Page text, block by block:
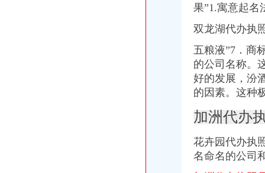
汤阴县行政审批手续代办实现不见面先行办结制-数据-安乐居网
/果味盒装豆奶进口报关清关费用低有多少】价格,厂家,全套代
空港新城阿猛手机经营部_【信用信息_诉讼信息_财务信息_注册信息_
渤海证券股份有限公司关于2014年重庆市空港新城建设投资（集团）
浙江华盛达实业集团股份有限公司发行股份购买资产暨关联交易预案
长春到【日本樱之旅】全景双飞8日游（南航直飞-东京往返）
重庆香牌坊火锅加盟加盟_代理_重庆香牌坊火锅加盟_电话_加盟费多少
S*ST华龙：2007年年度报告_中昌数据（）_公告正文_财经_
2012初春自驾德奥捷十八天漫游全纪,欧洲多国游&新手指南,走遍
果”1.寓意起名
双龙湖代办执
五粮液”7．商
的公司名称。
好的发展，汾
的因素。 这种
加洲代办
花卉园代办执
名命名的公司